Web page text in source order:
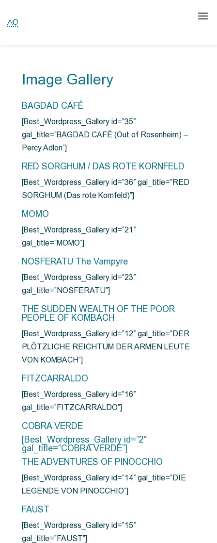
Image Gallery
BAGDAD CAFÉ
[Best_Wordpress_Gallery id=”35″
gal_title=”BAGDAD CAFÉ (Out of Rosenheim) –
Percy Adlon”]
RED SORGHUM / DAS ROTE KORNFELD
[Best_Wordpress_Gallery id=”36″ gal_title=”RED
SORGHUM (Das rote Kornfeld)”]
MOMO
[Best_Wordpress_Gallery id=”21″
gal_title=”MOMO”]
NOSFERATU The Vampyre
[Best_Wordpress_Gallery id=”23″
gal_title=”NOSFERATU”]
THE SUDDEN WEALTH OF THE POOR
PEOPLE OF KOMBACH
[Best_Wordpress_Gallery id=”12″ gal_title=”DER
PLÖTZLICHE REICHTUM DER ARMEN LEUTE
VON KOMBACH”]
FITZCARRALDO
[Best_Wordpress_Gallery id=”16″
gal_title=”FITZCARRALDO”]
COBRA VERDE
[Best_Wordpress_Gallery id=”2″
gal_title=”COBRA VERDE”]
THE ADVENTURES OF PINOCCHIO
[Best_Wordpress_Gallery id=”14″ gal_title=”DIE
LEGENDE VON PINOCCHIO”]
FAUST
[Best_Wordpress_Gallery id=”15″
gal_title=”FAUST”]